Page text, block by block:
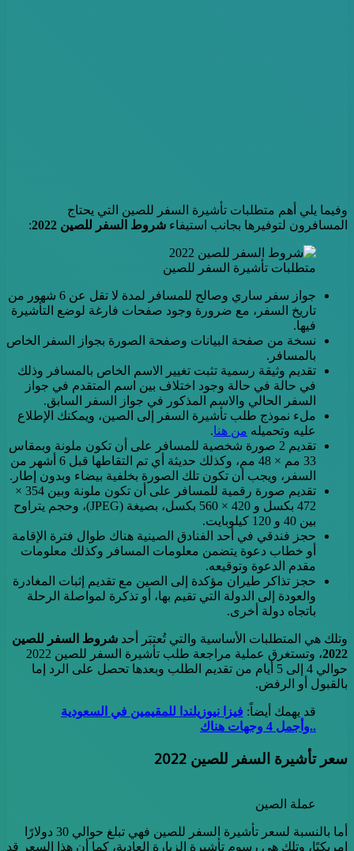
وفيما يلي أهم متطلبات تأشيرة السفر للصين التي يحتاج
المسافرون لتوفيرها بجانب استيفاء شروط السفر للصين 2022 :
متطلبات تأشيرة السفر للصين
جواز سفر ساري وصالح للمسافر لمدة لا تقل عن 6 شهور من
تاريخ السفر، مع ضرورة وجود صفحات فارغة لوضع التأشيرة
فيها.
نسخة من صفحة البيانات وصفحة الصورة بجواز السفر الخاص
بالمسافر.
تقديم وثيقة رسمية تثبت تغيير الاسم الخاص بالمسافر وذلك
في حالة في حالة وجود اختلاف بين اسم المتقدم في جواز
السفر الحالي والاسم المذكور في جواز السفر السابق.
ملء نموذج طلب تأشيرة السفر إلى الصين، ويمكنك الإطلاع
عليه وتحميله من هنا.
تقديم 2 صورة شخصية للمسافر على أن تكون ملونة وبمقاس
33 مم × 48 مم، وكذلك حديثة أي تم التقاطها قبل 6 أشهر من
السفر، ويجب أن تكون تلك الصورة بخلفية بيضاء وبدون إطار.
تقديم صورة رقمية للمسافر على أن تكون ملونة وبين 354 ×
472 بكسل و 420 × 560 بكسل، بصيغة (JPEG)، وحجم يتراوح
بين 40 و 120 كيلوبايت.
حجز فندقي في أحد الفنادق الصينية هناك طوال فترة الإقامة
أو خطاب دعوة يتضمن معلومات المسافر وكذلك معلومات
مقدم الدعوة وتوقيعه.
حجز تذاكر طيران مؤكدة إلى الصين مع تقديم إثبات المغادرة
والعودة إلى الدولة التي تقيم بها، أو تذكرة لمواصلة الرحلة
باتجاه دولة أخرى.
وتلك هي المتطلبات الأساسية والتي تُعتبَر أحد شروط السفر للصين
2022
، وتستغرق عملية مراجعة طلب تأشيرة السفر للصين 2022
حوالي 4 إلى 5 أيام من تقديم الطلب وبعدها تحصل على الرد إما
بالقبول أو الرفض.
قد يهمك أيضاً: فيزا نيوزيلندا للمقيمين في السعودية
..وأجمل 4 وجهات هناك
سعر تأشيرة السفر للصين 2022
عملة الصين
أما بالنسبة لسعر تأشيرة السفر للصين فهي تبلغ حوالي 30 دولارًا
إمريكيًا، وتلك هي رسوم تأشيرة الزيارة العادية، كما أن هذا السعر قد